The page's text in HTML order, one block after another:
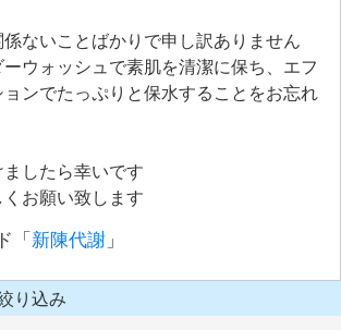
ないことばかりで申し訳ありません
ウォッシュで素肌を清潔に保ち、エフ
ンでたっぷりと保水することをお忘れ
したら幸いです
お願い致します
「 新陳代謝 」
り込み